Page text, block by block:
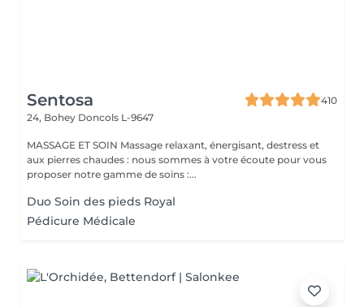
Sentosa
410
24, Bohey Doncols L-9647
MASSAGE ET SOIN Massage relaxant, énergisant, destress et
aux pierres chaudes : nous sommes à votre écoute pour vous
proposer notre gamme de soins :...
Duo Soin des pieds Royal
Pédicure Médicale